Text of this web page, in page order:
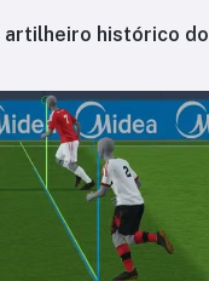
artilheiro histórico do